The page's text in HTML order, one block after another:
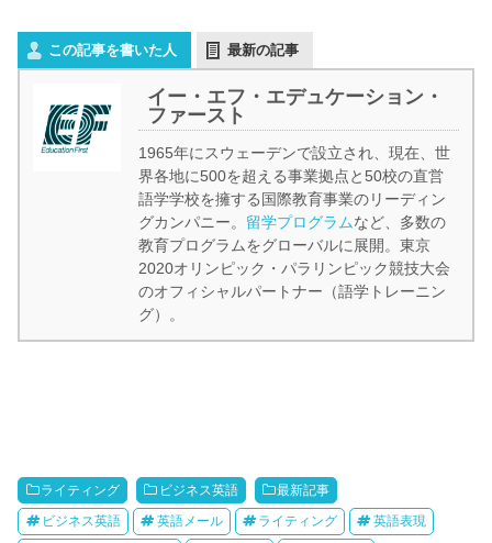
この記事を書いた人 最新の記事
イー・エフ・エデュケーション・
ファースト
1965年にスウェーデンで設立され、現在、世
界各地に500を超える事業拠点と50校の直営
語学学校を擁する国際教育事業のリーディン
グカンパニー。 留学プログラムなど、多数の
教育プログラムをグローバルに展開。東京
2020オリンピック・パラリンピック競技大会
のオフィシャルパートナー（語学トレーニン
グ）。
ライティング ビジネス英語 最新記事
ビジネス英語 英語メール ライティング 英語表現